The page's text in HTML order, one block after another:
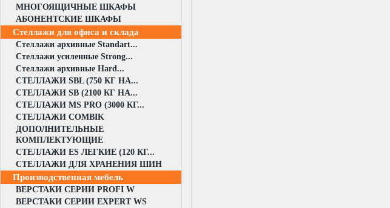
МНОГОЯЩИЧНЫЕ ШКАФЫ
АБОНЕНТСКИЕ ШКАФЫ
Стеллажи для офиса и склада
Стеллажи архивные Standart...
Стеллажи усиленные Strong...
Стеллажи архивные Hard...
СТЕЛЛАЖИ SBL (750 КГ НА...
СТЕЛЛАЖИ SB (2100 КГ НА...
СТЕЛЛАЖИ MS PRO (3000 КГ...
СТЕЛЛАЖИ COMBIK
ДОПОЛНИТЕЛЬНЫЕ
КОМПЛЕКТУЮЩИЕ
СТЕЛЛАЖИ ES ЛЕГКИЕ (120 КГ...
СТЕЛЛАЖИ ДЛЯ ХРАНЕНИЯ ШИН
Производственная мебель
ВЕРСТАКИ СЕРИИ PROFI W
ВЕРСТАКИ СЕРИИ EXPERT WS